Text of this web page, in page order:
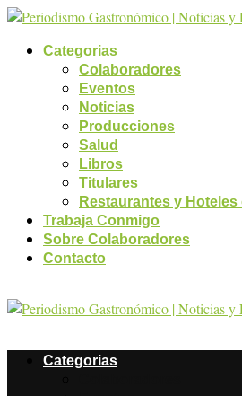
Categorias
Colaboradores
Eventos
Noticias
Producciones
Salud
Libros
Titulares
Restaurantes y
Trabaja Conmigo
Sobre Colaboradores
Contacto
Categorias